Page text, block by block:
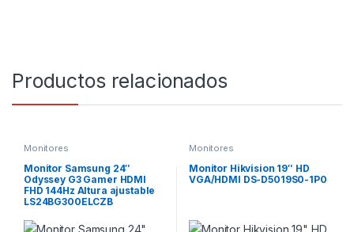
Productos relacionados
Monitores
Monitor Samsung 24″
Odyssey G3 Gamer HDMI
FHD 144Hz Altura ajustable
LS24BG300ELCZB
Monitores
Monitor Hikvision 19″ HD
VGA/HDMI DS-D5019S0-1P0